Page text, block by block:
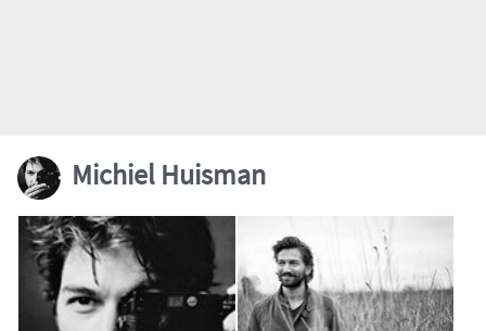
Michiel Huisman